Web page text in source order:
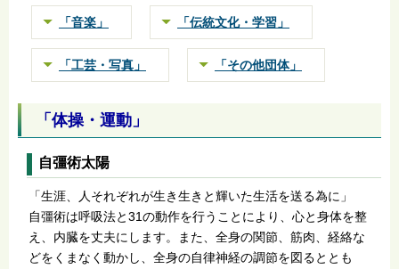
「音楽」 「伝統文化・学習」
「工芸・写真」 「その他団体」
「体操・運動」
自彊術太陽
「生涯、人それぞれが生き生きと輝いた生活を送る為に」
自彊術は呼吸法と31の動作を行うことにより、心と身体を整
え、内臓を丈夫にします。また、全身の関節、筋肉、経絡な
どをくまなく動かし、全身の自律神経の調節を図るととも